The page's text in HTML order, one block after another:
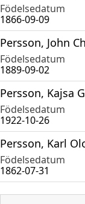
Födelsedatum
1866-09-09
Persson, John
Födelsedatum
1889-09-02
Persson, Kajsa
Födelsedatum
1922-10-26
Persson, Karl
Födelsedatum
1862-07-31